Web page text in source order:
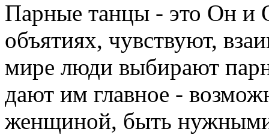
Парные танцы - это Он и
объятиях, чувствуют,
мире люди выбирают
дают им главное -
женщиной, быть нужными